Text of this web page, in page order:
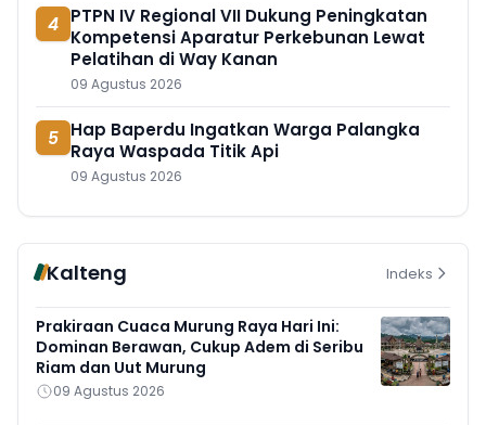
4 PTPN IV Regional VII Dukung Peningkatan
Kompetensi Aparatur Perkebunan Lewat
Pelatihan di Way Kanan
09 Agustus 2026
5 Hap Baperdu Ingatkan Warga Palangka
Raya Waspada Titik Api
09 Agustus 2026
Kalteng Indeks
Prakiraan Cuaca Murung Raya Hari Ini:
Dominan Berawan, Cukup Adem di Seribu
Riam dan Uut Murung
09 Agustus 2026